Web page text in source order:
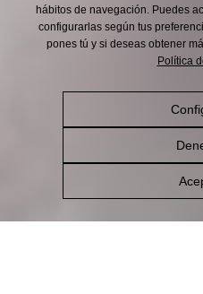
hábitos de navegación. Puedes
configurarlas según tus
pones tú y si deseas obtener
Política